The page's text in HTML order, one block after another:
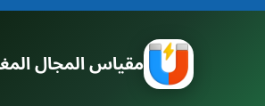
مقياس المجال